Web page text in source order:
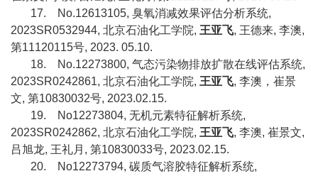
17.
No.12613105, 臭氧消减效果评估分析系统,
2023SR0532944, 北京石油化工学院, 王亚飞, 王德来, 李澳,
第11120115号, 2023. 05.10.
18.
No.12273800, 气态污染物排放扩散在线评估系统,
2023SR0242861, 北京石油化工学院, 王亚飞, 李澳，崔景
文, 第10830032号, 2023.02.15.
19.
No12273804, 无机元素特征解析系统,
2023SR0242862, 北京石油化工学院, 王亚飞, 李澳, 崔景文,
吕旭龙, 王礼月 , 第10830033号, 2023.02.15.
20.
No12273794, 碳质气溶胶特征解析系统,